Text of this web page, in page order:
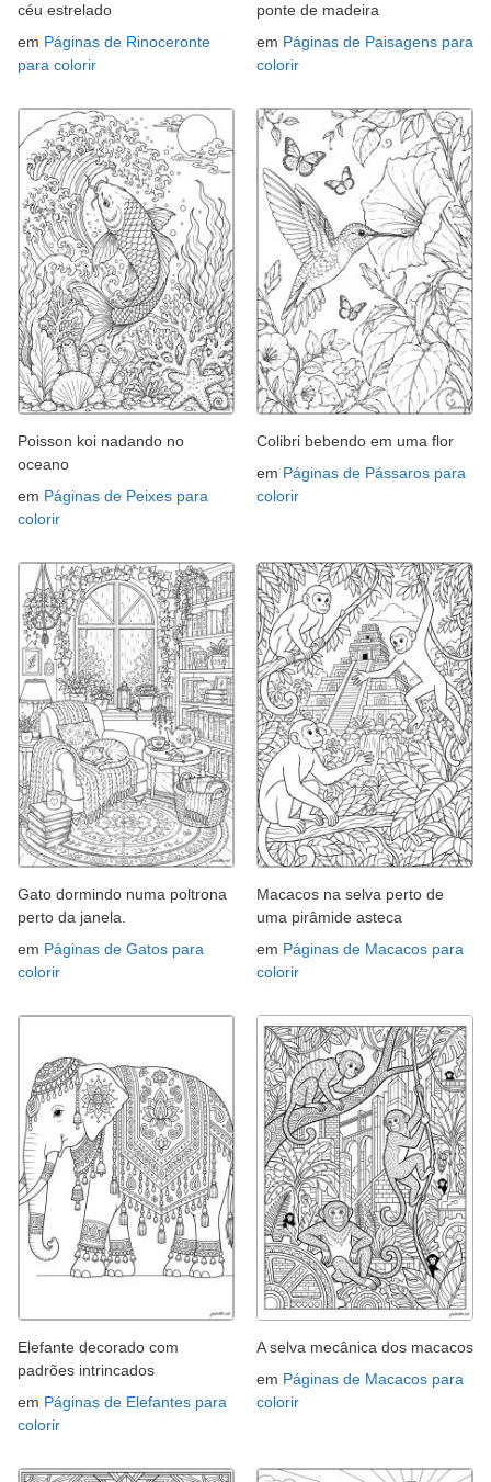
céu estrelado
em Páginas de Rinoceronte
para colorir
ponte de madeira
em Páginas de Paisagens para
colorir
Poisson koi nadando no
oceano
em Páginas de Peixes para
colorir
Colibri bebendo em uma flor
em Páginas de Pássaros para
colorir
Gato dormindo numa poltrona
perto da janela.
em Páginas de Gatos para
colorir
Macacos na selva perto de
uma pirâmide asteca
em Páginas de Macacos para
colorir
Elefante decorado com
padrões intrincados
em Páginas de Elefantes para
colorir
A selva mecânica dos macacos
em Páginas de Macacos para
colorir